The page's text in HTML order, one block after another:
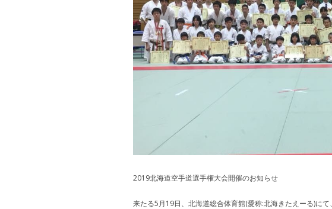
2019北海道空手道選手権大会開催のお知らせ
来たる5月19日、北海道総合体育館(愛称:北海きたえーる)にて、